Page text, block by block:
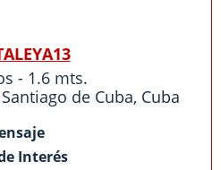
- 1.6 mts.
Santiago de Cuba, Cuba
Interés